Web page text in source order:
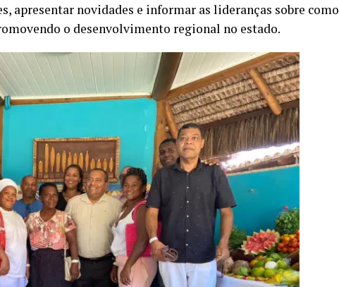
apresentar novidades e informar as lideranças sobre como
o desenvolvimento regional no estado.